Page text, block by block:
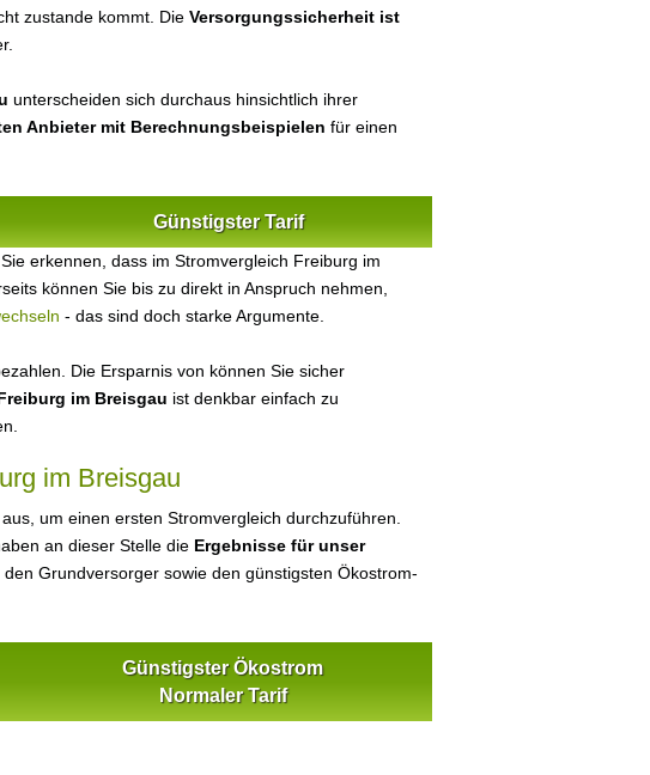
zustande kommt. Die Versorgungssicherheit ist
unterscheiden sich durchaus hinsichtlich ihrer
Anbieter mit Berechnungsbeispielen für einen
Günstigster Tarif
erkennen, dass im Stromvergleich Freiburg im
können Sie bis zu direkt in Anspruch nehmen,
- das sind doch starke Argumente.
Die Ersparnis von können Sie sicher
im Breisgau ist denkbar einfach zu
im Breisgau
um einen ersten Stromvergleich durchzuführen.
an dieser Stelle die Ergebnisse für unser
Grundversorger sowie den günstigsten Ökostrom-
Günstigster Ökostrom
Normaler Tarif